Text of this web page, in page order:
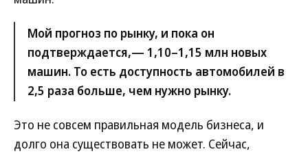
Мой прогноз по рынку, и пока он
подтверждается,— 1,10–1,15 млн новых
машин. То есть доступность автомобилей в
2,5 раза больше, чем нужно рынку.
Это не совсем правильная модель бизнеса, и
долго она существовать не может. Сейчас,